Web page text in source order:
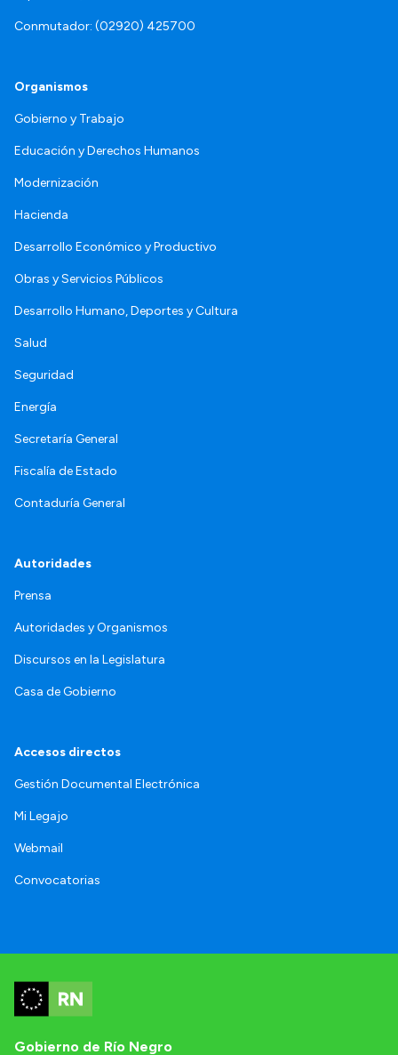
Conmutador: (02920) 425700
Organismos
Gobierno y Trabajo
Educación y Derechos Humanos
Modernización
Hacienda
Desarrollo Económico y Productivo
Obras y Servicios Públicos
Desarrollo Humano, Deportes y Cultura
Salud
Seguridad
Energía
Secretaría General
Fiscalía de Estado
Contaduría General
Autoridades
Prensa
Autoridades y Organismos
Discursos en la Legislatura
Casa de Gobierno
Accesos directos
Gestión Documental Electrónica
Mi Legajo
Webmail
Convocatorias
Gobierno de Río Negro